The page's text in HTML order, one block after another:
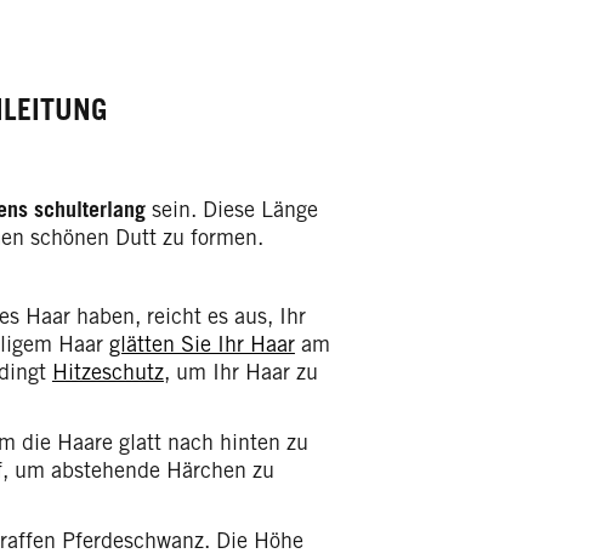
schulterlangsein. Diese Länge
schönen Dutt zu formen.
Haar haben, reicht es aus, Ihr
Haar glätten Sie Ihr Haaram
Hitzeschutz, um Ihr Haar zu
die Haare glatt nach hinten zu
um abstehende Härchen zu
Pferdeschwanz. Die Höhe